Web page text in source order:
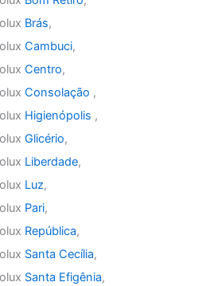
Brás,
Cambuci,
Centro,
Consolação ,
Higienópolis ,
Glicério,
Liberdade,
Luz,
Pari,
República,
Santa Cecília,
Santa Efigênia,